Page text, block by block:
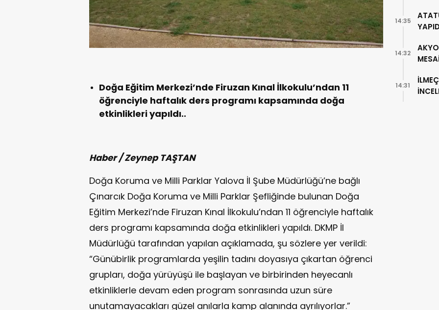
Doğa Eğitim Merkezi’nde Firuzan Kınal İlkokulu’ndan 11
öğrenciyle haftalık ders programı kapsamında doğa
etkinlikleri yapıldı..
Haber / Zeynep TAŞTAN
Doğa Koruma ve Milli Parklar Yalova İl Şube Müdürlüğü’ne bağlı
Çınarcık Doğa Koruma ve Milli Parklar Şefliğinde bulunan Doğa
Eğitim Merkezi’nde Firuzan Kınal İlkokulu’ndan 11 öğrenciyle haftalık
ders programı kapsamında doğa etkinlikleri yapıldı. DKMP İl
Müdürlüğü tarafından yapılan açıklamada, şu sözlere yer verildi:
“Günübirlik programlarda yeşilin tadını doyasıya çıkartan öğrenci
grupları, doğa yürüyüşü ile başlayan ve birbirinden heyecanlı
etkinliklerle devam eden program sonrasında uzun süre
unutamayacakları güzel anılarla kamp alanında ayrılıyorlar.”
14:35
14:32
14:31